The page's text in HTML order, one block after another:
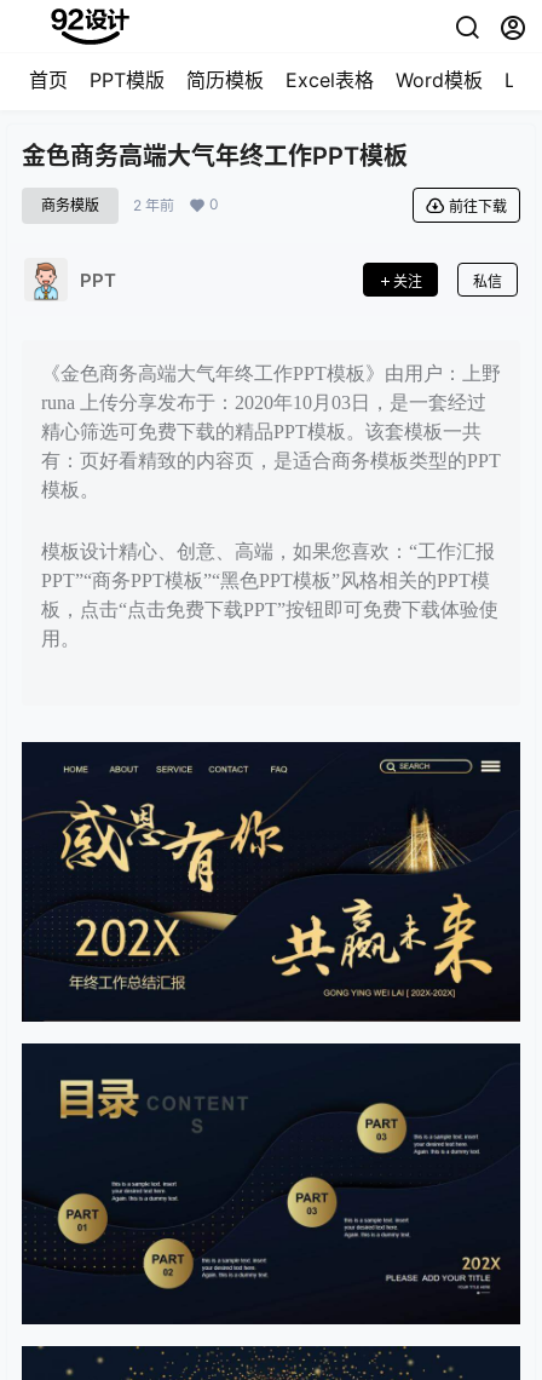
首页 PPT模版 简历模板 Excel表格 Word模板
金色商务高端大气年终工作PPT模板
商务模版 2 年前 0 前往下载
PPT 关注 私信
《金色商务高端大气年终工作PPT模板》由用户：上野
runa 上传分享发布于：2020年10月03日，是一套经过
精心筛选可免费下载的精品PPT模板。该套模板一共
有：页好看精致的内容页，是适合商务模板类型的PPT
模板。
模板设计精心、创意、高端，如果您喜欢：“工作汇报
PPT”“商务PPT模板”“黑色PPT模板”风格相关的PPT模
板，点击“点击免费下载PPT”按钮即可免费下载体验使
用。